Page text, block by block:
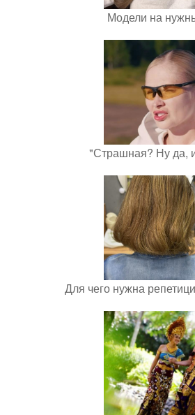
Модели на
"Страшная? Ну да,
Для чего нужна